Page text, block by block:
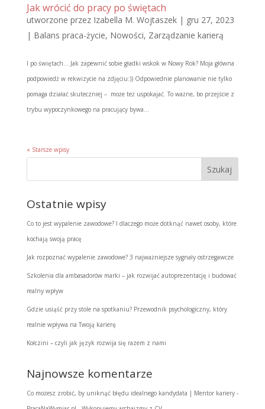
Jak wrócić do pracy po świętach
utworzone przez Izabella M. Wojtaszek| gru 27, 2023
| Balans praca-życie, Nowości, Zarządzanie karierą
I po świętach… Jak zapewnić sobie gładki wskok w Nowy Rok? Moja główna
podpowiedź w rekwizycie na zdjęciu:)) Odpowiednie planowanie nie tylko
pomaga działać skuteczniej – może też uspokajać. To ważne, bo przejście z
trybu wypoczynkowego na pracujący bywa...
« Starsze wpisy
Ostatnie wpisy
Co to jest wypalenie zawodowe? I dlaczego może dotknąć nawet osoby, które
kochają swoją pracę
Jak rozpoznać wypalenie zawodowe? 3 najważniejsze sygnały ostrzegawcze
Szkolenia dla ambasadorów marki – jak rozwijać autoprezentację i budować
realny wpływ
Gdzie usiąść przy stole na spotkaniu? Przewodnik psychologiczny, który
realnie wpływa na Twoją karierę
Kołczini – czyli jak język rozwija się razem z nami
Najnowsze komentarze
Co możesz zrobić, by uniknąć błędu idealnego kandydata | Mentor kariery -